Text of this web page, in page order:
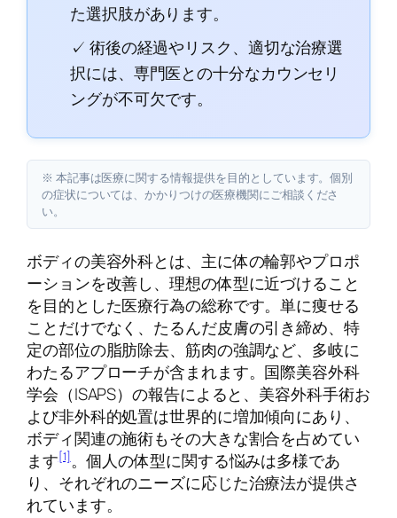
た選択肢があります。
✓ 術後の経過やリスク、適切な治療選
択には、専門医との十分なカウンセリ
ングが不可欠です。
※ 本記事は医療に関する情報提供を目的としています。個別
の症状については、かかりつけの医療機関にご相談くださ
い。
ボディの美容外科とは、主に体の輪郭やプロポ
ーションを改善し、理想の体型に近づけること
を目的とした医療行為の総称です。単に痩せる
ことだけでなく、たるんだ皮膚の引き締め、特
定の部位の脂肪除去、筋肉の強調など、多岐に
わたるアプローチが含まれます。国際美容外科
学会（ISAPS）の報告によると、美容外科手術お
よび非外科的処置は世界的に増加傾向にあり、
ボディ関連の施術もその大きな割合を占めてい
ます[1]。個人の体型に関する悩みは多様であ
り、それぞれのニーズに応じた治療法が提供さ
れています。